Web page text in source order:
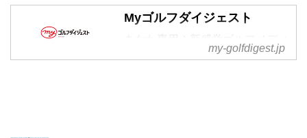
Myゴルフダイジェスト
ア by ゴルフダイジェスト。2021
my-golfdigest.jp